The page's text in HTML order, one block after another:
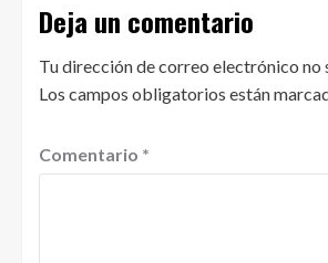
Deja un comentario
Tu dirección de correo electrónico no
Los campos obligatorios están
Comentario *